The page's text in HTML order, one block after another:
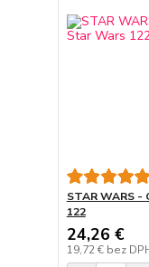
STAR WARS -
122
24,26 €
19,72 € bez